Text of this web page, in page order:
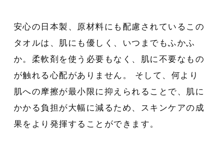
安心の日本製、原材料にも配慮されているこの
タオルは、肌にも優しく、いつまでもふかふ
か。柔軟剤を使う必要もなく、肌に不要なもの
が触れる心配がありません。 そして、何より
肌への摩擦が最小限に抑えられることで、肌に
かかる負担が大幅に減るため、スキンケアの成
果をより発揮することができます。